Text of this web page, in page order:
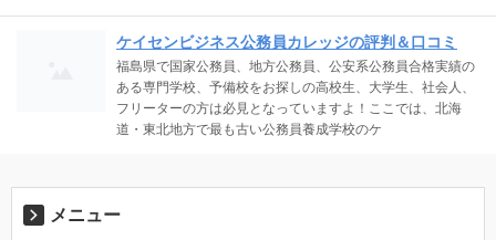
ケイセンビジネス公務員カレッジの評判＆口コミ
福島県で国家公務員、地方公務員、公安系公務員合格実績の
ある専門学校、予備校をお探しの高校生、大学生、社会人、
フリーターの方は必見となっていますよ！ここでは、北海
道・東北地方で最も古い公務員養成学校のケ
メニュー